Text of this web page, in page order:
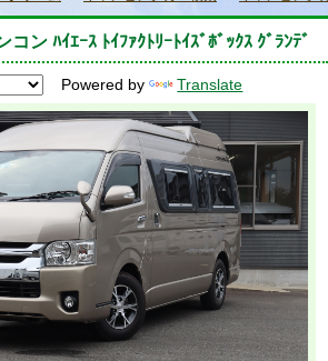
ン ﾊｲｴｰｽ ﾄｲﾌｧｸﾄﾘｰﾄｲｽﾞﾎﾞｯｸｽ ｸﾞﾗﾝﾃﾞ
Powered by Translate